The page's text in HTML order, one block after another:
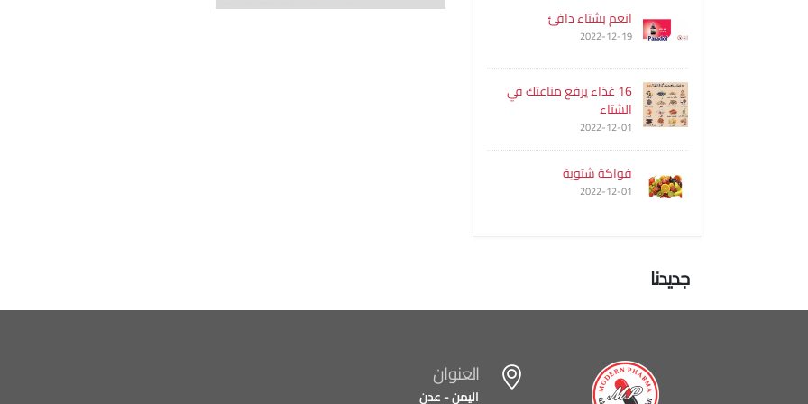
انعم بشتاء دافئ
2022-12-19
16 غذاء يرفع مناعتك في
الشتاء
2022-12-01
فواكة شتوية
2022-12-01
جديدنا
العنوان
اليمن - عدن